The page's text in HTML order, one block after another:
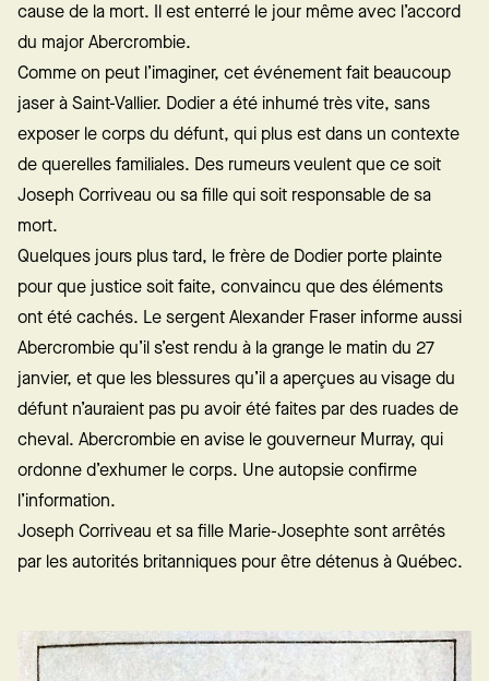
cause de la mort. Il est enterré le jour même avec l’accord
du major Abercrombie.
Comme on peut l’imaginer, cet événement fait beaucoup
jaser à Saint-Vallier. Dodier a été inhumé très vite, sans
exposer le corps du défunt, qui plus est dans un contexte
de querelles familiales. Des rumeurs veulent que ce soit
Joseph Corriveau ou sa fille qui soit responsable de sa
mort.
Quelques jours plus tard, le frère de Dodier porte plainte
pour que justice soit faite, convaincu que des éléments
ont été cachés. Le sergent Alexander Fraser informe aussi
Abercrombie qu’il s’est rendu à la grange le matin du 27
janvier, et que les blessures qu’il a aperçues au visage du
défunt n’auraient pas pu avoir été faites par des ruades de
cheval. Abercrombie en avise le gouverneur Murray, qui
ordonne d’exhumer le corps. Une autopsie confirme
l’information.
Joseph Corriveau et sa fille Marie-Josephte sont arrêtés
par les autorités britanniques pour être détenus à Québec.